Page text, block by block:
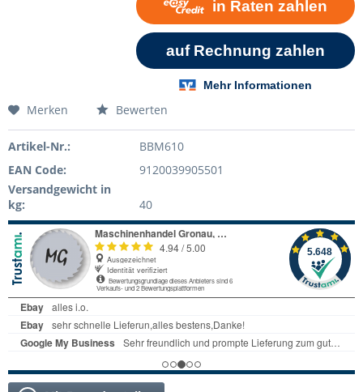
Merken Bewerten
Artikel-Nr.:
BBM610
EAN Code:
9120039905501
Versandgewicht in
kg:
40